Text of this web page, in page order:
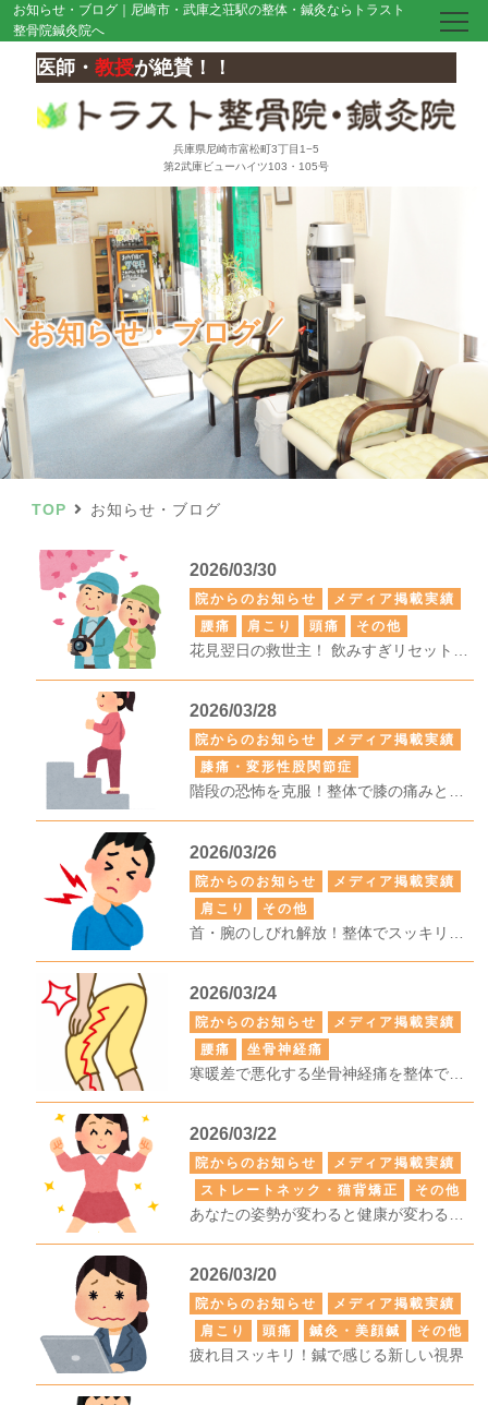
お知らせ・ブログ｜尼崎市・武庫之荘駅の整体・鍼灸ならトラスト
整骨院鍼灸院へ
医師・教授が絶賛！！
兵庫県尼崎市富松町3丁目1−5
第2武庫ビューハイツ103・105号
お知らせ・ブログ
TOP お知らせ・ブログ
2026/03/30
院からのお知らせ
メディア掲載実績
腰痛
肩こり 頭痛 その他
2026/03/28
院からのお知らせ
メディア掲載実績
膝痛・変形性股関節症
階段の恐怖を克服！整体で膝の痛みとサヨナラ
2026/03/26
院からのお知らせ
メディア掲載実績
肩こり
その他
2026/03/24
院からのお知らせ
メディア掲載実績
腰痛
坐骨神経痛
寒暖差で悪化する坐骨神経痛を整体で解消！
2026/03/22
院からのお知らせ
メディア掲載実績
ストレートネック・猫背矯正
その他
2026/03/20
院からのお知らせ
メディア掲載実績
肩こり
頭痛 鍼灸・美顔鍼 その他
疲れ目スッキリ！鍼で感じる新しい視界